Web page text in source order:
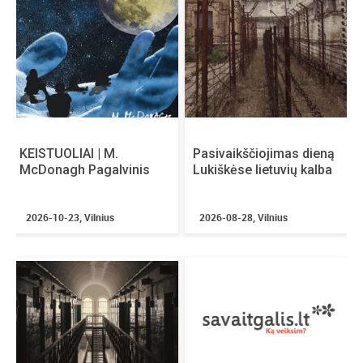
KEISTUOLIAI | M.
McDonagh Pagalvinis
2026-10-23, Vilnius
Pasivaikščiojimas dieną
Lukiškėse lietuvių kalba
2026-08-28, Vilnius